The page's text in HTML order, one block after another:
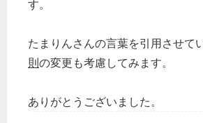
す。
たまりんさんの言葉を引用させて
則の変更も考慮してみます。
ありがとうございました。